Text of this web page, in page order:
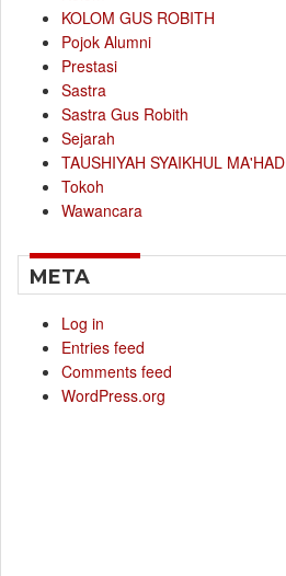
KOLOM GUS ROBITH
Pojok Alumni
Prestasi
Sastra
Sastra Gus Robith
Sejarah
TAUSHIYAH SYAIKHUL MA'HAD
Tokoh
Wawancara
META
Log in
Entries feed
Comments feed
WordPress.org